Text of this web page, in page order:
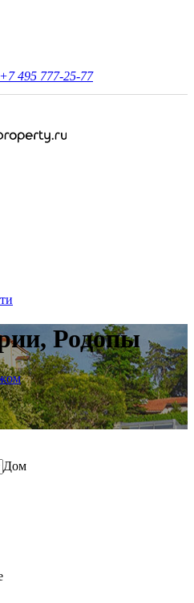
+7 495 777-25-77
Родопы
Дом